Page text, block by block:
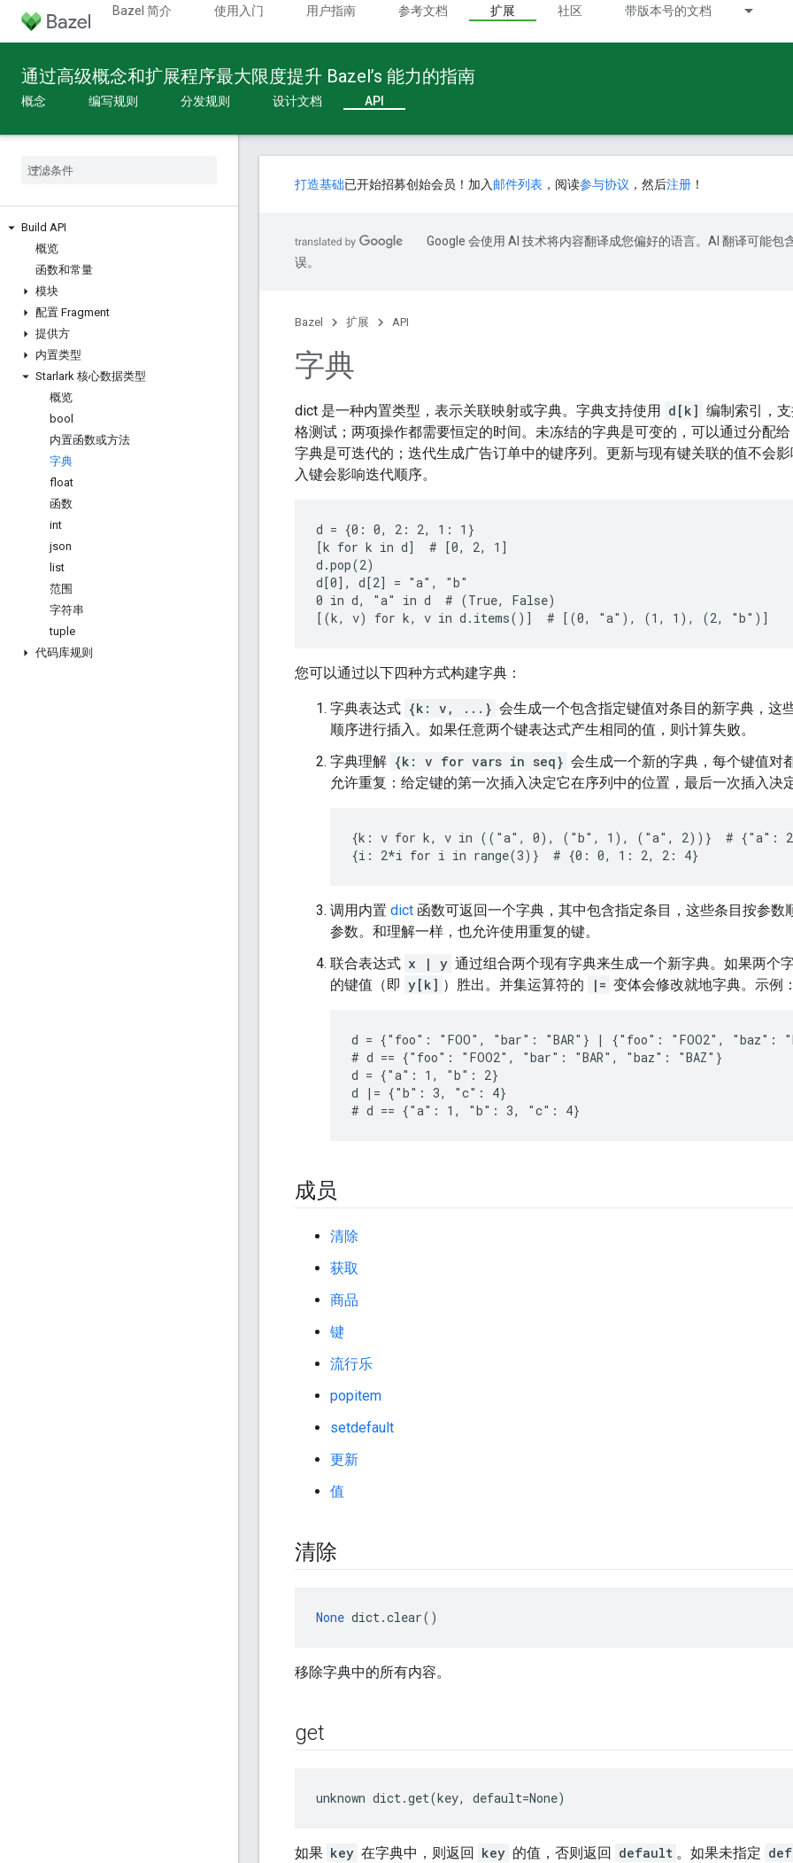
Bazel 简介 使用入门 用户指南 参考文档 扩展 社区 带版本号的文档
通过高级概念和扩展程序最大限度提升 Bazel’s 能力的指南
概念 编写规则 分发规则 设计文档 API
Build API
概览
函数和常量
模块
配置 Fragment
提供方
内置类型
Starlark 核心数据类型
概览
bool
内置函数或方法
字典
float
函数
int
json
list
范围
字符串
tuple
代码库规则
打造基础已开始招募创始会员！加入 邮件列表 ，阅读参与协议 ，然后注册 ！
Google 会使用 AI 技术将内容翻译成您偏好的语言。AI 翻译可能包
误。
Bazel 扩展 API
字典
dict 是一种内置类型，表示关联映射或字典。 字典支持使用 d[k] 编制索引，
格测试；两项操作都需要恒定的时间。未冻结的字典是可变的，可以通过分配给
字典是可迭代的；迭代生成广告订单中的键序列。更新与现有键关联的值不会
入键会影响迭代顺序。
d = {0: 0, 2: 2, 1: 1}
[k for k in d]  # [0, 2, 1]
d.pop(2)
d[0], d[2] = "a", "b"
0 in d, "a" in d  # (True, False)
您可以通过以下四种方式构建字典：
字典表达式 {k: v, ...} 会生成一个包含指定键值对条目的新字典，这
顺序进行插入。如果任意两个键表达式产生相同的值，则计算失败。
字典理解 {k: v for vars in seq} 会生成一个新的字典，每个键值对
允许重复：给定键的第一次插入决定它在序列中的位置，最后一次插入决
{k: v for k, v in (("a", 0), ("b", 1), ("a", 2))}  # {"a":
调用内置 dict 函数可返回一个字典，其中包含指定条目，这些条目按参数
参数。和理解一样，也允许使用重复的键。
联合表达式 x | y 通过组合两个现有字典来生成一个新字典。如果两个
的键值（即 y[k] ）胜出。并集运算符的 |= 变体会修改就地字典。示例
d = {"foo": "FOO", "bar": "BAR"} | {"foo": "FOO2", "baz":
# d == {"foo": "FOO2", "bar": "BAR", "baz": "BAZ"}
d = {"a": 1, "b": 2}
d |= {"b": 3, "c": 4}
# d == {"a": 1, "b": 3, "c": 4}
成员
清除
获取
商品
键
流行乐
popitem
setdefault
更新
值
清除
None dict.clear()
移除字典中的所有内容。
get
unknown dict.get(key, default=None)
如果 key 在字典中，则返回 key 的值，否则返回 default 。如果未指定